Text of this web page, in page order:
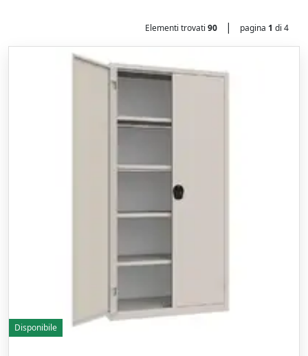
Elementi trovati 90 | pagina 1 di 4
Disponibile